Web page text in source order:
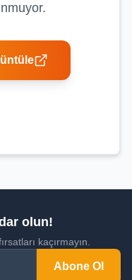
olun!
kaçırmayın.
Abone Ol